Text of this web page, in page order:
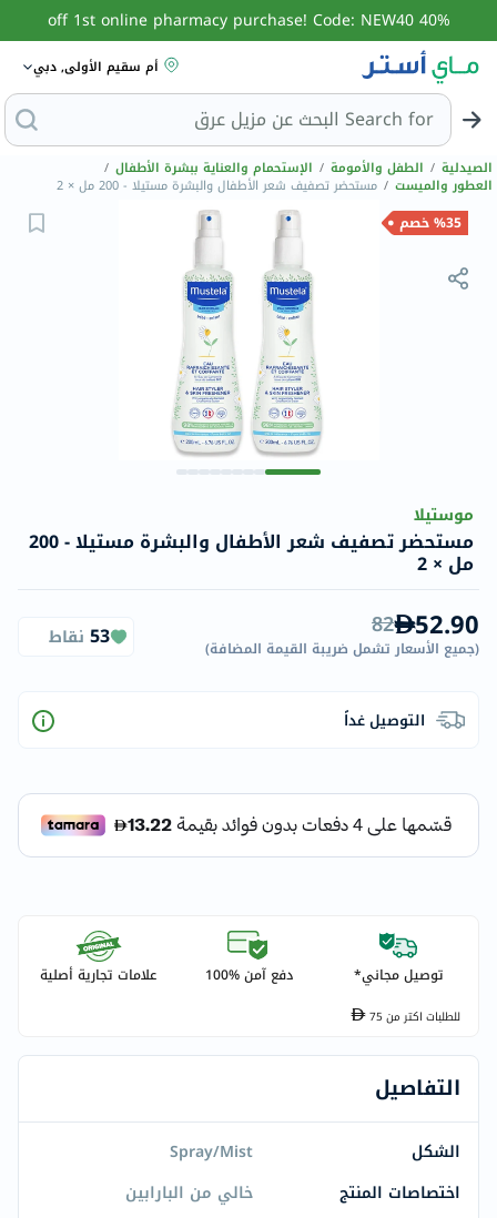
40% off 1st online pharmacy purchase! Code: NEW40
أم سقيم الأولى, دبي
Search for البحث عن مزي
الصيدلية / الطفل والأمومة / الإستحمام والعناية ببشرة الأطفال /
العطور والميست / مستحضر تصفيف شعر الأطفال والبشرة مستيلا - 200 مل × 2
%35 خصم
موستيلا
مستحضر تصفيف شعر الأطفال والبشرة مستيلا - 200
مل × 2
52.90
82
(جميع الأسعار تشمل ضريبة القيمة المضافة)
53 نقاط
التوصيل غداً
توصيل مجاني* دفع آمن %100 علامات تجارية أصلية
للطلبات اكتر من75
التفاصيل
الشكل
Spray/Mist
اختصاصات المنتج
خالي من البارابين